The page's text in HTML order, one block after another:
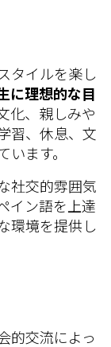
タイルを楽し
に理想的な目
化、親しみや
習、休息、文
ます。
社交的雰囲気
イン語を上達
環境を提供し
的交流によっ